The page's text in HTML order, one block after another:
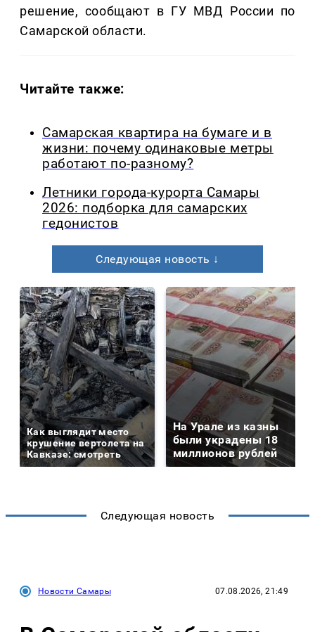
решение, сообщают в ГУ МВД России по
Самарской области.
Читайте также:
Самарская квартира на бумаге и в
жизни: почему одинаковые метры
работают по-разному?
Летники города-курорта Самары
2026: подборка для самарских
гедонистов
Следующая новость ↓
Как выглядит место
крушение вертолета на
Кавказе: смотреть
На Урале из казны
были украдены 18
миллионов рублей
Следующая новость
Новости Самары 07.08.2026, 21:49